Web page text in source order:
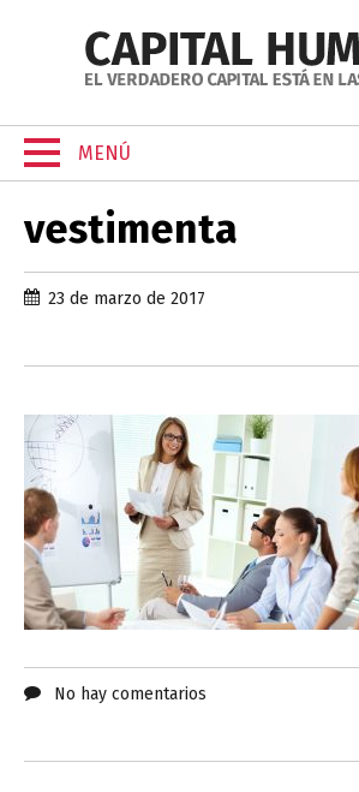
MENÚ
vestimenta
23 de marzo de 2017
No hay comentarios